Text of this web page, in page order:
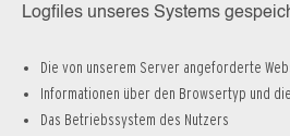
Logfiles unseres Systems
Die von unserem Server angeforderte
Informationen über den Browsertyp und
Das Betriebssystem des Nutzers